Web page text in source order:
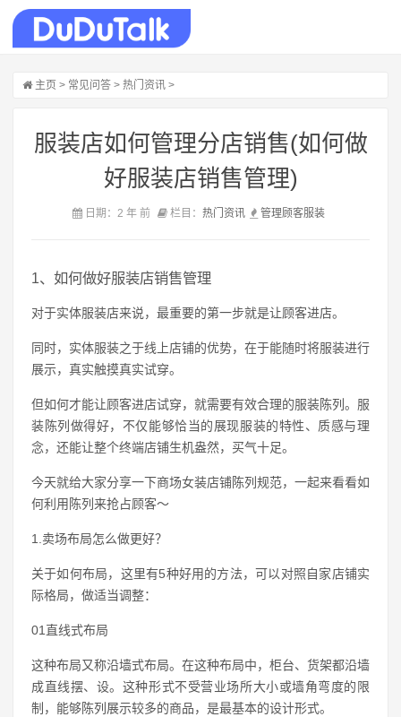
主页 > 常见问答 > 热门资讯 >
服装店如何管理分店销售(如何做
好服装店销售管理)
日期：2 年 前 栏目： 热门资讯 管理顾客服装
1、如何做好服装店销售管理
对于实体服装店来说，最重要的第一步就是让顾客进店。
同时，实体服装之于线上店铺的优势，在于能随时将服装进行
展示，真实触摸真实试穿。
但如何才能让顾客进店试穿，就需要有效合理的服装陈列。服
装陈列做得好，不仅能够恰当的展现服装的特性、质感与理
念，还能让整个终端店铺生机盎然，买气十足。
今天就给大家分享一下商场女装店铺陈列规范，一起来看看如
何利用陈列来抢占顾客～
1.卖场布局怎么做更好？
关于如何布局，这里有5种好用的方法，可以对照自家店铺实
际格局，做适当调整：
01直线式布局
这种布局又称沿墙式布局。在这种布局中，柜台、货架都沿墙
成直线摆、设。这种形式不受营业场所大小或墙角弯度的限
制，能够陈列展示较多的商品，是最基本的设计形式。